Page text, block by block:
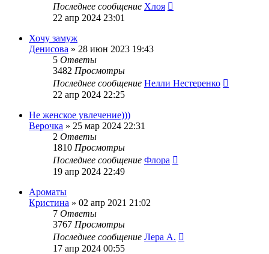
Последнее сообщение Хлоя
22 апр 2024 23:01
Хочу замуж
Денисова » 28 июн 2023 19:43
5 Ответы
3482 Просмотры
Последнее сообщение Нелли Нестеренко
22 апр 2024 22:25
Не женское увлечение)))
Верочка » 25 мар 2024 22:31
2 Ответы
1810 Просмотры
Последнее сообщение Флора
19 апр 2024 22:49
Ароматы
Кристина » 02 апр 2021 21:02
7 Ответы
3767 Просмотры
Последнее сообщение Лера А.
17 апр 2024 00:55